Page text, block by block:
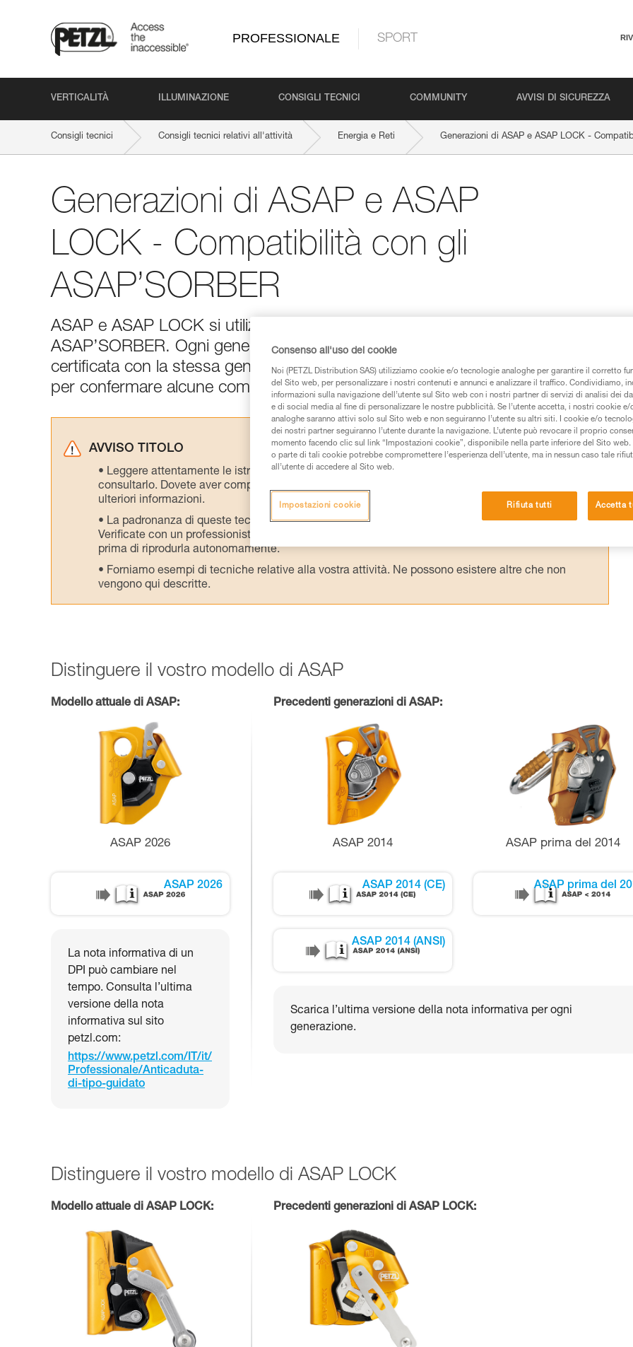
PROFESSIONALE SPORT
VERTICALITÀ ILLUMINAZIONE CONSIGLI TECNICI COMMUNITY AVVISI DI SICUREZZA
Consigli tecnici Consigli tecnici relativi all'attività Energia e Reti Generazioni di ASAP e ASAP LOCK -
Generazioni di ASAP e ASAP
LOCK - Compatibilità con gli
ASAP’SORBER
ASAP e ASAP LOCK si utilizzano generalmente con un assorbitore di energia
ASAP’SORBER. Ogni generazione di ASAP o ASAP LOCK è compatibile e
certificata con la stessa generazione di ASAP’SORBER. Sono stati condotti dei
per confermare alcune compatibilità incrociate tra generazioni.
AVVISO TITOLO
Leggere attentamente le istruzioni tecniche dei prodotti utilizzati in questo consiglio prima di
consultarlo. Dovete aver compreso le informazioni dell’istruzione tecnica per poter capire queste
ulteriori informazioni.
La padronanza di queste tecniche richiede una formazione ed un addestramento specifico.
Verificate con un professionista la vostra capacità di rifare la manovra, da soli, in piena sicurezza,
prima di riprodurla autonomamente.
Forniamo esempi di tecniche relative alla vostra attività. Ne possono esistere altre che non
vengono qui descritte.
Distinguere il vostro modello di ASAP
Modello attuale di ASAP:
ASAP 2026
ASAP 2026
La nota informativa di un
DPI può cambiare nel
tempo. Consulta l’ultima
versione della nota
informativa sul sito
petzl.com:
https://www.petzl.com/IT/it/
Professionale/Anticaduta-
di-tipo-guidato
Precedenti generazioni di ASAP:
ASAP 2014
ASAP 2014 (CE)
ASAP 2014 (ANSI)
ASAP prima del 2014
ASAP prima del
Scarica l’ultima versione della nota informativa per ogni
generazione.
Distinguere il vostro modello di ASAP LOCK
Modello attuale di ASAP LOCK: Precedenti generazioni di ASAP LOCK:
Consenso all'uso dei cookie
Noi (PETZL Distribution SAS) utilizziamo cookie e/o tecnologie analoghe per garantire il corretto
del Sito web, per personalizzare i nostri contenuti e annunci e analizzare il traffico. Condividiamo,
informazioni sulla navigazione dell’utente sul Sito web con i nostri partner di servizi di analisi dei
e di social media al fine di personalizzare le nostre pubblicità. Se l’utente accetta, i nostri cookie
analoghe saranno attivi solo sul Sito web e non seguiranno l’utente su altri siti. I cookie e/o
dei nostri partner seguiranno l’utente durante la navigazione. L’utente può revocare il proprio
momento facendo clic sul link “Impostazioni cookie”, disponibile nella parte inferiore del Sito
o parte di tali cookie potrebbe compromettere l’esperienza dell’utente, ma in nessun caso tale
all’utente di accedere al Sito web.
Rifiuta tutti Accetta
Impostazioni cookie